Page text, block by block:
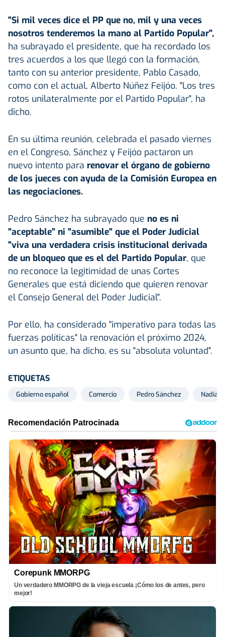
"Si mil veces dice el PP que no, mil y una veces
nosotros tenderemos la mano al Partido Popular",
ha subrayado el presidente, que ha recordado los
tres acuerdos a los que llegó con la formación,
tanto con su anterior presidente, Pablo Casado,
como con el actual, Alberto Núñez Feijóo. "Los tres
rotos unilateralmente por el Partido Popular", ha
dicho.
En su última reunión, celebrada el pasado viernes
en el Congreso, Sánchez y Feijóo pactaron un
nuevo intento para renovar el órgano de gobierno
de los jueces con ayuda de la Comisión Europea en
las negociaciones.
Pedro Sánchez ha subrayado que no es ni
"aceptable" ni "asumible" que el Poder Judicial
"viva una verdadera crisis institucional derivada
de un bloqueo que es el del Partido Popular, que
no reconoce la legitimidad de unas Cortes
Generales que está diciendo que quieren renovar
el Consejo General del Poder Judicial".
Por ello, ha considerado "imperativo para todas las
fuerzas políticas" la renovación el próximo 2024,
un asunto que, ha dicho, es su "absoluta voluntad".
ETIQUETAS
Gobierno español Comercio Pedro Sánchez Nadia
Corepunk MMORPG
Un verdadero MMORPG de la vieja escuela ¡Cómo los de antes, pero
mejor!